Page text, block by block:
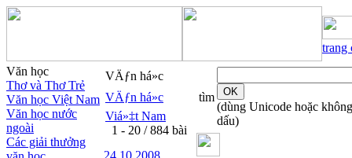
trang
Văn học
Thơ và Thơ Trẻ
Văn học Việt Nam
Văn học nước
ngoài
Các giải thưởng
VÄƒn há»c
VÄƒn há»c
Viá»‡t Nam
1 - 20 / 884 bài
24.10.2008
tìm
(dùng Unicode hoặc không
dấu)